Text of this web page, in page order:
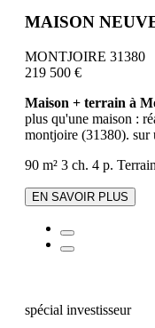
MAISON
MONTJOIRE 31380
219 500 €
Maison + terrain à
plus qu'une maison :
montjoire (31380). sur
90 m² 3 ch. 4 p.
EN SAVOIR PLUS
spécial investisseur